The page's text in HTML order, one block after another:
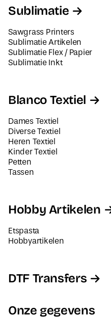
Sublimatie
Sawgrass Printers
Sublimatie Artikelen
Sublimatie Flex / Papier
Sublimatie Inkt
Blanco Textiel
Dames Textiel
Diverse Textiel
Heren Textiel
Kinder Textiel
Petten
Tassen
Hobby Artikelen
Etspasta
Hobbyartikelen
DTF Transfers
Onze gegevens